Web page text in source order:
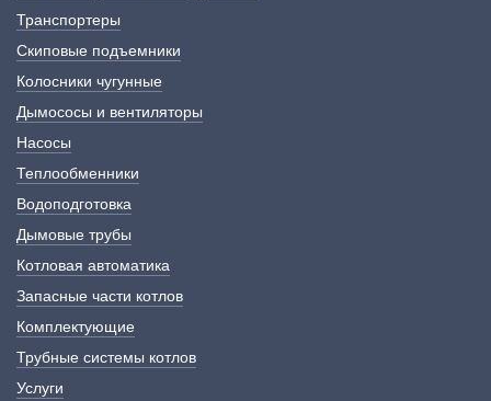
Транспортеры
Скиповые подъемники
Колосники чугунные
Дымососы и вентиляторы
Насосы
Теплообменники
Водоподготовка
Дымовые трубы
Котловая автоматика
Запасные части котлов
Комплектующие
Трубные системы котлов
Услуги